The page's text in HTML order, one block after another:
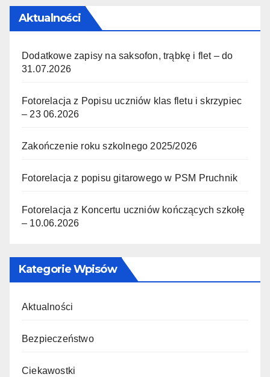
Aktualności
Dodatkowe zapisy na saksofon, trąbkę i flet – do
31.07.2026
Fotorelacja z Popisu uczniów klas fletu i skrzypiec
– 23 06.2026
Zakończenie roku szkolnego 2025/2026
Fotorelacja z popisu gitarowego w PSM Pruchnik
Fotorelacja z Koncertu uczniów kończących szkołę
– 10.06.2026
Kategorie Wpisów
Aktualności
Bezpieczeństwo
Ciekawostki